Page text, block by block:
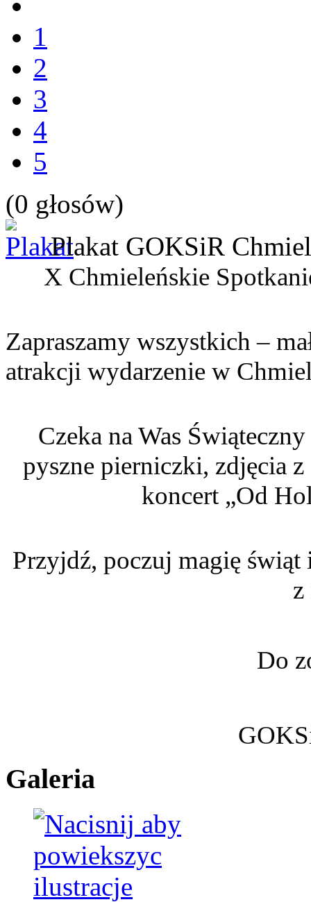
1
2
3
4
5
(0 głosów)
Plakat GOKSiR
X Chmieleńskie
Zapraszamy wszystkich –
atrakcji wydarzenie w
Czeka na Was
pyszne pierniczki, zdjęcia
koncert „Od
Przyjdź, poczuj magię
Do
Galeria